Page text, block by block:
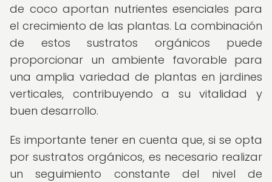
de coco aportan nutrientes esenciales para
el crecimiento de las plantas. La combinación
de estos sustratos orgánicos puede
proporcionar un ambiente favorable para
una amplia variedad de plantas en jardines
verticales, contribuyendo a su vitalidad y
buen desarrollo.
Es importante tener en cuenta que, si se opta
por sustratos orgánicos, es necesario realizar
un seguimiento constante del nivel de